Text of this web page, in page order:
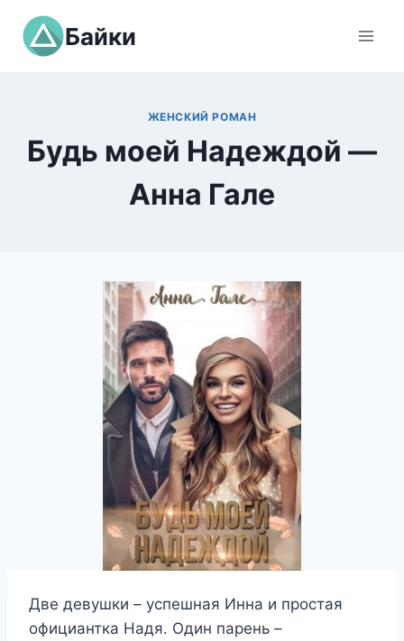
Перейти
содержимому
Байки
ЖЕНСКИЙ РОМАН
Будь моей Надеждой —
Анна Гале
Две девушки – успешная Инна и простая
официантка Надя. Один парень –